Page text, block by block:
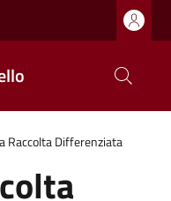
Raccolta Differenziata